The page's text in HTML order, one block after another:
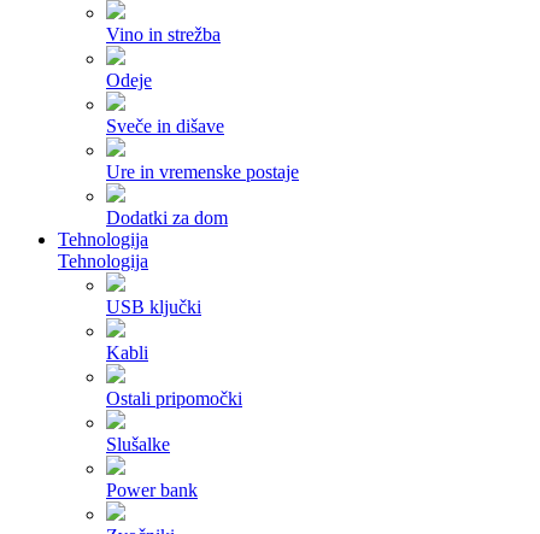
Vino in strežba
Odeje
Sveče in dišave
Ure in vremenske postaje
Dodatki za dom
Tehnologija
Tehnologija
USB ključki
Kabli
Ostali pripomočki
Slušalke
Power bank